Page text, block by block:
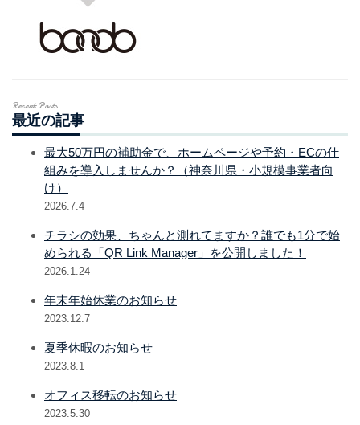
Recent Posts
最近の記事
最大50万円の補助金で、ホームページや予約・ECの仕
組みを導入しませんか？（神奈川県・小規模事業者向
け）
2026.7.4
チラシの効果、ちゃんと測れてますか？誰でも1分で始
められる「QR Link Manager」を公開しました！
2026.1.24
年末年始休業のお知らせ
2023.12.7
夏季休暇のお知らせ
2023.8.1
オフィス移転のお知らせ
2023.5.30